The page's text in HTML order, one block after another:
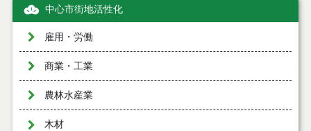
中心市街地活性化
雇用・労働
商業・工業
農林水産業
木材